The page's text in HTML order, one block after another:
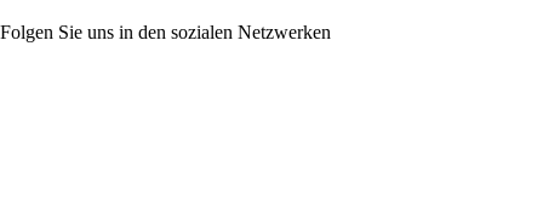
Folgen Sie uns in den sozialen Netzwerken